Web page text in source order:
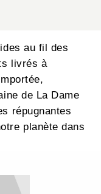
au fil des
livrés à
de La Dame
répugnantes
planète dans